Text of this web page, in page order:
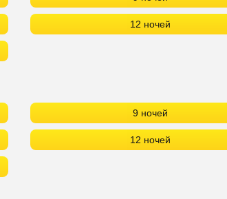
12 ночей
9 ночей
12 ночей